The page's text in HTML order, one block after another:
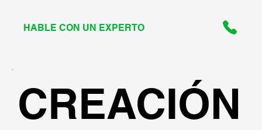
HABLE CON UN EXPERTO
CREACIÓN